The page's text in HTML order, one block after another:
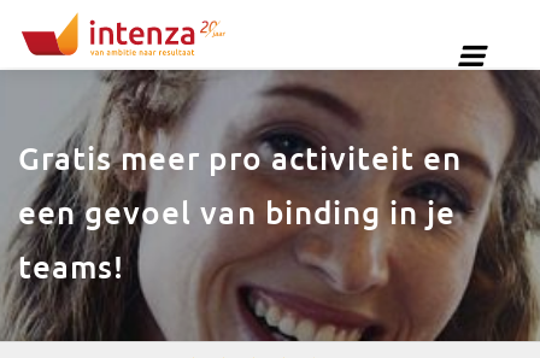
Gratis meer pro activiteit en
een gevoel van binding in je
teams!